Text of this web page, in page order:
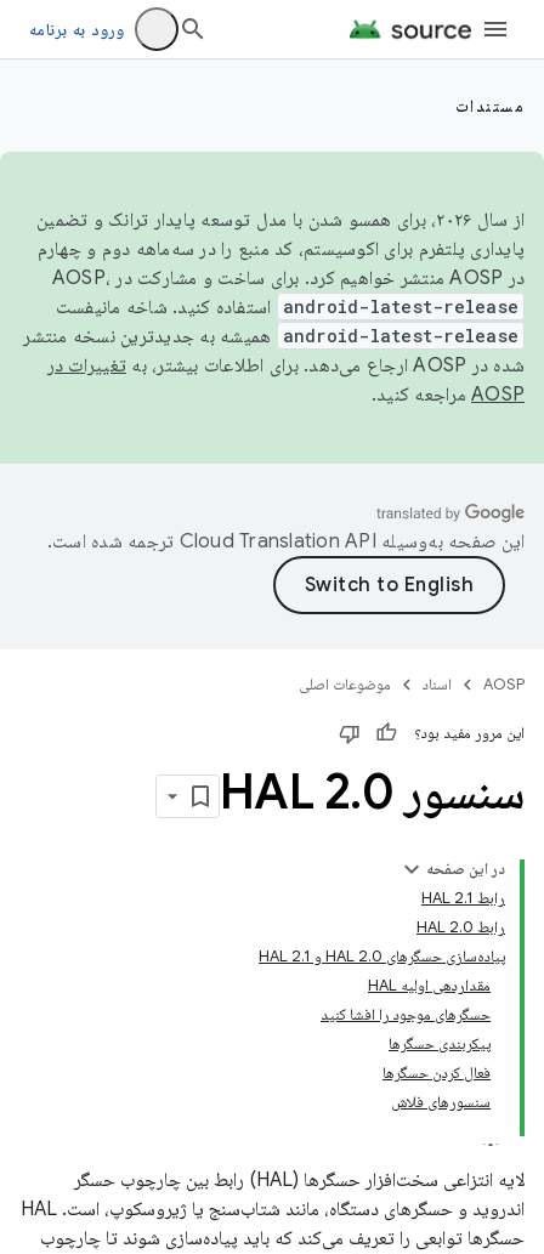
ورود به برنامه
مستندات
از سال ۲۰۲۶، برای همسو شدن با مدل توسعه پایدار ترانک و تضمین
پایداری پلتفرم برای اکوسیستم، کد منبع را در سه‌ماهه دوم و چهارم
در AOSP منتشر خواهیم کرد. برای ساخت و مشارکت در AOSP،
android-latest-release استفاده کنید. شاخه مانیفست
android-latest-release
همیشه به جدیدترین نسخه منتشر
شده در AOSP ارجاع می‌دهد. برای اطلاعات بیشتر، به
تغییرات در
AOSP مراجعه کنید.
این صفحه به‌وسیله ترجمه شده است.
AOSP اسناد موضوعات اصلی
این مرور مفید بود؟
سنسور HAL 2 .0
در این صفحه
رابط HAL 2.1
رابط HAL 2.0
پیاده‌سازی حسگرهای HAL 2.0 و HAL 2.1
مقداردهی اولیه HAL
حسگرهای موجود را افشا کنید
پیکربندی حسگرها
فعال کردن حسگرها
سنسورهای فلاش
لایه انتزاعی سخت‌افزار حسگرها (HAL) رابط بین چارچوب حسگر
اندروید و حسگرهای دستگاه، مانند شتاب‌سنج یا ژیروسکوپ، است. HAL
حسگرها توابعی را تعریف می‌کند که باید پیاده‌سازی شوند تا چارچوب